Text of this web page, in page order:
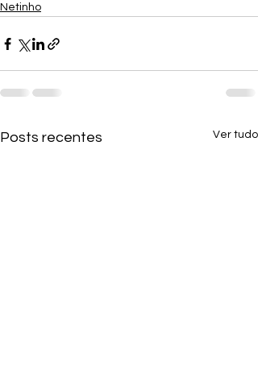
Netinho
Posts recentes Ver tudo